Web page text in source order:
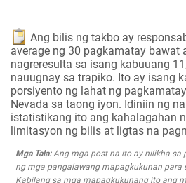
Ang bilis ng takbo ay
average ng 30 pagkamatay bawat
nagreresulta sa isang kabuuang
nauugnay sa trapiko. Ito ay isang
porsiyento ng lahat ng
Nevada sa taong iyon. Idiniin ng
istatistikang ito ang kahalagahan
limitasyon ng bilis at ligtas na
Mga Tala:Ang mga post na ito ay nilikha sa
ng mga pangalawang mapagkukunan para
Kabilang sa mga mapagkukunang ito ang